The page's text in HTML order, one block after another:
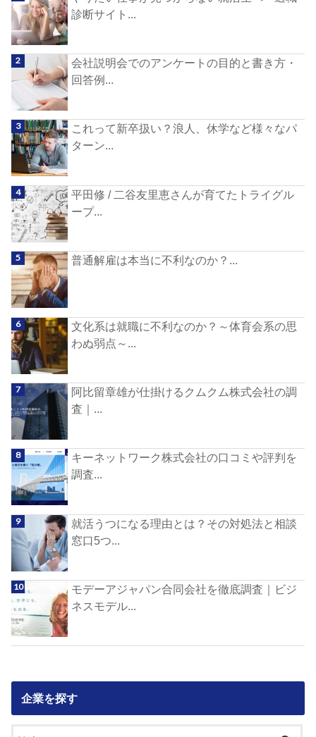
診断サイト...
会社説明会でのアンケートの目的と書き方・
回答例...
これって新卒扱い？浪人、休学など様々なパ
ターン...
平田修 / 二谷友里恵さんが育てたトライグル
ープ...
普通解雇は本当に不利なのか？...
文化系は就職に不利なのか？～体育会系の思
わぬ弱点～...
阿比留章雄が仕掛けるクムクム株式会社の調
査｜...
キーネットワーク株式会社の口コミや評判を
調査...
就活うつになる理由とは？その対処法と相談
窓口5つ...
モデーアジャパン合同会社を徹底調査｜ビジ
ネスモデル...
企業を探す